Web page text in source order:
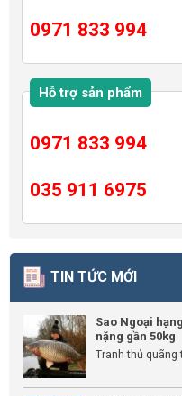
0971 833 994
Hỗ trợ sản phẩm
0971 833 994
035 911 6975
TIN TỨC MỚI
Sao Ngoại
nặng gần 50kg
Tranh thủ quãng